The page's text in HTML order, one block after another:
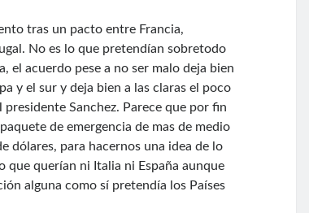
tras un pacto entre Francia,
No es lo que pretendían sobretodo
el acuerdo pese a no ser malo deja bien
y el sur y deja bien a las claras el poco
Sanchez. Parece que por fin
de emergencia de mas de medio
dólares, para hacernos una idea de lo
que querían ni Italia ni España aunque
alguna como sí pretendía los Países